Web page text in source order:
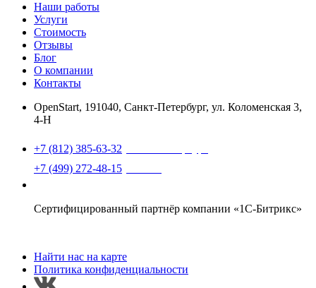
Наши работы
Услуги
Стоимость
Отзывы
Блог
О компании
Контакты
OpenStart, 191040, Санкт-Петербург, ул. Коломенская 3,
4-Н
+7 (812) 385-63-32
+7 (499) 272-48-15
Сертифицированный партнёр компании «1С-Битрикс»
Найти нас на карте
Политика конфиденциальности